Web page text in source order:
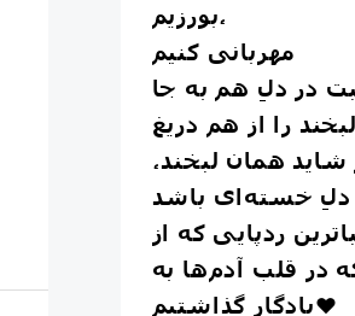
بورزیم،
مهربانی کنیم
در دلِ هم به جا
را از هم دریغ
همان لبخند،
ردپایی که از
قلب آدم‌ها به
یادگار گذاشتیم❤️